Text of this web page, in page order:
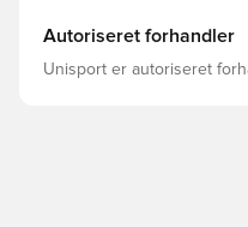
Autoriseret forhandler
Unisport er autoriseret